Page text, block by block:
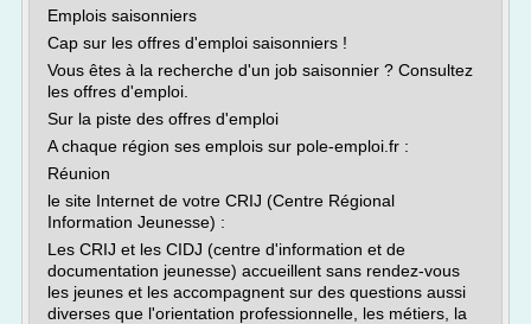
Emplois saisonniers
Cap sur les offres d'emploi saisonniers !
Vous êtes à la recherche d'un job saisonnier ? Consultez
les offres d'emploi.
Sur la piste des offres d'emploi
A chaque région ses emplois sur pole-emploi.fr :
Réunion
le site Internet de votre CRIJ (Centre Régional
Information Jeunesse) :
Les CRIJ et les CIDJ (centre d'information et de
documentation jeunesse) accueillent sans rendez-vous
les jeunes et les accompagnent sur des questions aussi
diverses que l'orientation professionnelle, les métiers, la